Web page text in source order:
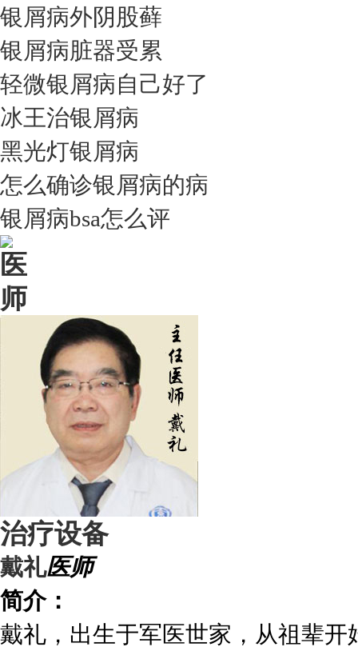
银屑病外阴股藓
银屑病脏器受累
轻微银屑病自己好了
冰王治银屑病
黑光灯银屑病
怎么确诊银屑病的病
银屑病bsa怎么评
治疗设备
戴礼医师
简介：
戴礼，出生于军医世家，从祖辈